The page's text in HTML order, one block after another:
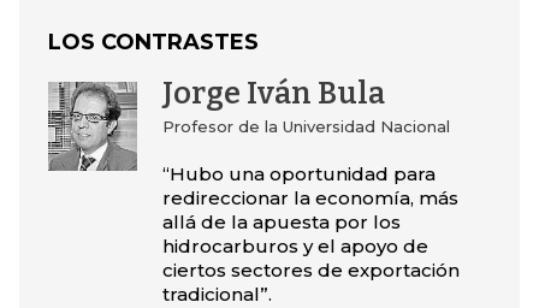
LOS CONTRASTES
Jorge Iván Bula
Profesor de la Universidad Nacional
“Hubo una oportunidad para
redireccionar la economía, más
allá de la apuesta por los
hidrocarburos y el apoyo de
ciertos sectores de exportación
tradicional”.